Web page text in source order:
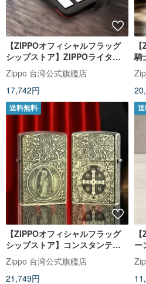
【ZIPPOオフィシャルフラッグ
シップストア】ZIPPOライター
コレクションボックス142653
Zippo 台湾公式旗艦店
17,742円
騎
送料無料
【ZIPPOオフィシャルフラッグ
シップストア】コンスタンティ
ン地獄探偵防風ライターZ-016
Zippo 台湾公式旗艦店
21,749円
ー